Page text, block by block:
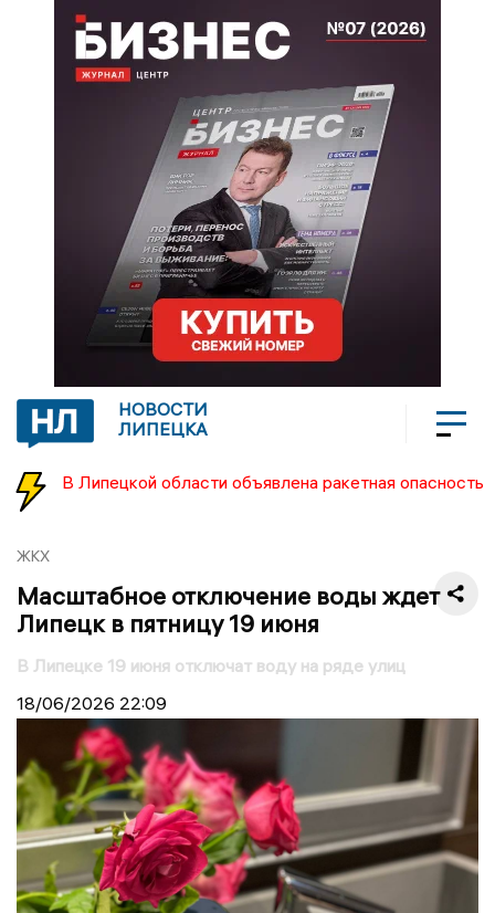
НОВОСТИ
ЛИПЕЦКА
В Липецкой области объявлена ракетная опасность
ЖКХ
Масштабное отключение воды ждет
Липецк в пятницу 19 июня
В Липецке 19 июня отключат воду на ряде улиц
18/06/2026 22:09